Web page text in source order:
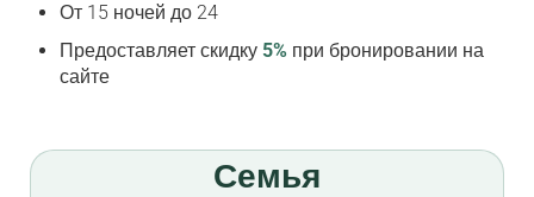
От 15 ночей до 24
Предоставляет скидку 5% при бронировании на
сайте
Семья